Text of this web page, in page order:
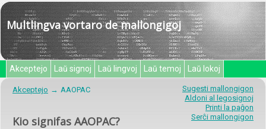
Multlingva vortaro de mallongigoj
Akceptejo Laŭ signoj Laŭ lingvoj Laŭ temoj Laŭ lokoj
Sugesti mallongigon
Aldoni al legosignoj
Printi la paĝon
Serĉi mallongigon
Akceptejo AAOPAC
Kio signifas AAOPAC?